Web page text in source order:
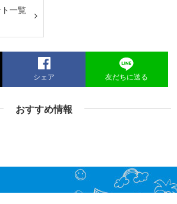
一覧
シェア 友だちに送る
おすすめ情報